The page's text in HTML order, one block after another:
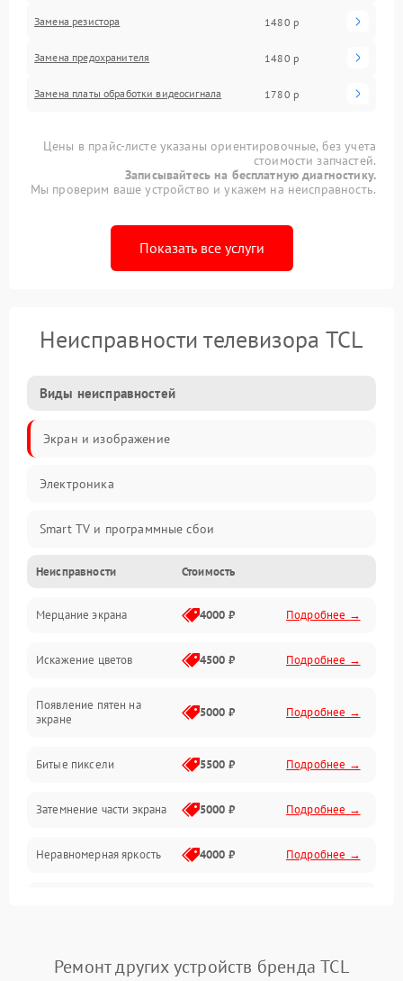
Замена резистора 1480 р
Замена предохранителя 1480 р
Замена платы обработки видеосигнала 1780 р
Цены в прайс-листе указаны ориентировочные, без учета
стоимости запчастей.
Записывайтесь на бесплатную диагностику.
Мы проверим ваше устройство и укажем на неисправность.
Показать все услуги
Неисправности телевизора TCL
Виды неисправностей
Экран и изображение
Электроника
Smart TV и программные сбои
Питание и запуск
Подсветка и LED-модули
Звук и аудиосистема
Сигнал и приём каналов
Механические повреждения
Программное обеспечение
Неисправности Стоимость
Мерцание экрана 4000 ₽ Подробнее →
Искажение цветов 4500 ₽ Подробнее →
Появление пятен на
экране
5000 ₽ Подробнее →
Битые пиксели 5500 ₽ Подробнее →
Затемнение части экрана 5000 ₽ Подробнее →
Неравномерная яркость 4000 ₽ Подробнее →
Ремонт других устройств бренда TCL